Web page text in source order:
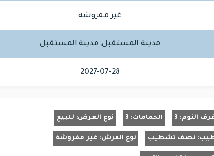
غير مفروشة
مدينة المستقبل, مدينة المستقبل
2027-07-28
غرف النوم: 3 الحمامات: 3 نوع العرض: للبيع
نصف تشطيب نوع الفرش: غير مفروشة